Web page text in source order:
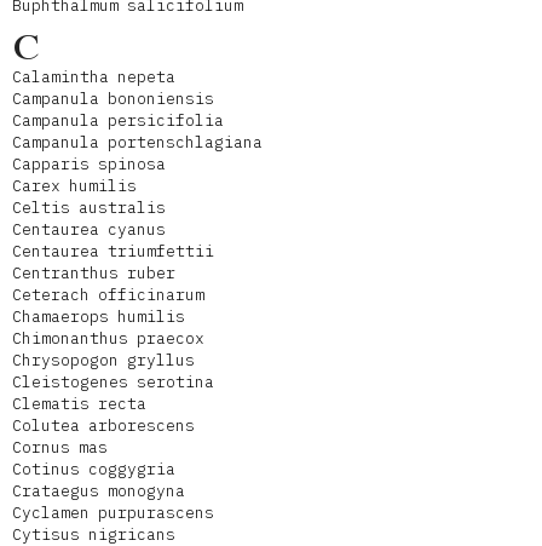
Buphthalmum salicifolium
C
Calamintha nepeta
Campanula bononiensis
Campanula persicifolia
Campanula portenschlagiana
Capparis spinosa
Carex humilis
Celtis australis
Centaurea cyanus
Centaurea triumfettii
Centranthus ruber
Ceterach officinarum
Chamaerops humilis
Chimonanthus praecox
Chrysopogon gryllus
Cleistogenes serotina
Clematis recta
Colutea arborescens
Cornus mas
Cotinus coggygria
Crataegus monogyna
Cyclamen purpurascens
Cytisus nigricans